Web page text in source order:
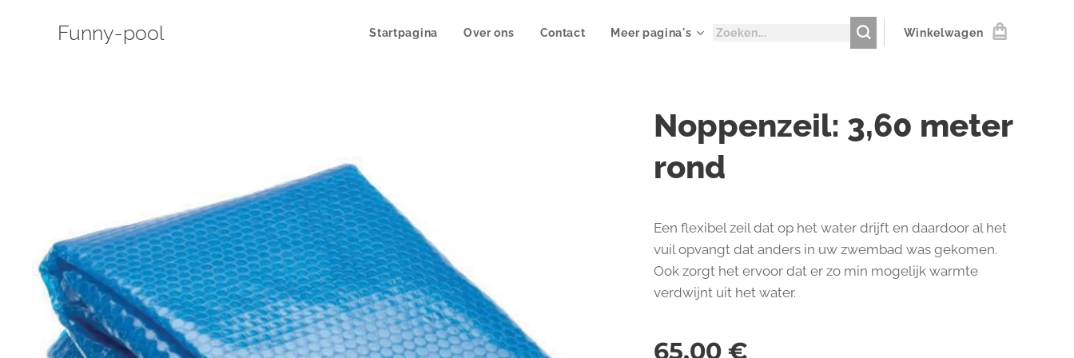
Funny-pool Startpagina Over ons Contact Meer pagina's Winkelwagen
Noppenzeil: 3,60 meter
rond
Een flexibel zeil dat op het water drijft en daardoor al het
vuil opvangt dat anders in uw zwembad was gekomen.
Ook zorgt het ervoor dat er zo min mogelijk warmte
verdwijnt uit het water.
65,00 €